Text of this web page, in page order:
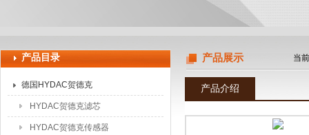
产品目录
德国HYDAC贺德克
HYDAC贺德克滤芯
HYDAC贺德克传感器
产品展示 当
产品介绍